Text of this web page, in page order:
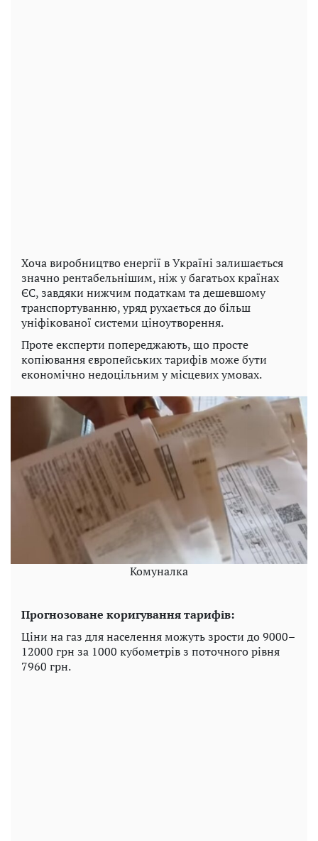
Хоча виробництво енергії в Україні залишається
значно рентабельнішим, ніж у багатьох країнах
ЄС, завдяки нижчим податкам та дешевшому
транспортуванню, уряд рухається до більш
уніфікованої системи ціноутворення.
Проте експерти попереджають, що просте
копіювання європейських тарифів може бути
економічно недоцільним у місцевих умовах.
Комуналка
Прогнозоване коригування тарифів:
Ціни на газ для населення можуть зрости до 9000–
12000 грн за 1000 кубометрів з поточного рівня
7960 грн.